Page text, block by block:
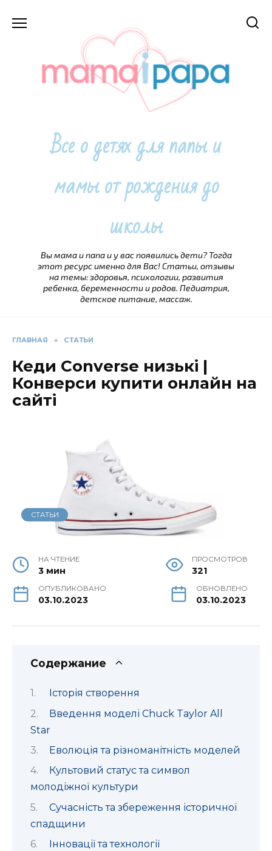
Все о детях для папы и
мамы от рождения до
школы
Вы мама и папа и у вас появились дети? Тогда
этот ресурс именно для Вас! Статьи, отзывы
на темы: здоровья, психологии, развития
ребенка, беременности и родов. Педиатрия,
детское питание, массаж.
ГЛАВНАЯ » СТАТЬИ
Кеди Converse низькі |
Конверси купити онлайн на
сайті
СТАТЬИ
НА ЧТЕНИЕ
3 мин
ПРОСМОТРОВ
321
ОПУБЛИКОВАНО
03.10.2023
ОБНОВЛЕНО
03.10.2023
Содержание
Історія створення
Введення моделі Chuck Taylor All
Star
Еволюція та різноманітність моделей
Культовий статус та символ
молодіжної культури
Сучасність та збереження історичної
спадщини
Інновації та технології